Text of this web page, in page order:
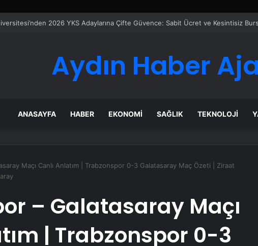
Nedir ve Ev İnterneti Nasıl Seçilir
Aydın Haber
ANASAYFA HABER EKONOMI SAĞLIK TEKNOLOJI
Maçı Canlı Anlatım | Trabzonspor 0-3 Galatasaray Maç Özeti | Ziraat
– Galatasaray Maçı
| Trabzonspor 0-3